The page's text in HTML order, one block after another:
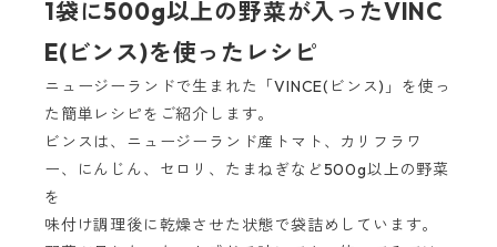
1袋に500g以上の野菜が入ったVINC
E(ビンス)を使ったレシピ
ニュージーランドで生まれた「VINCE(ビンス)」を使っ
た簡単レシピをご紹介します。
ビンスは、ニュージーランド産トマト、カリフラワ
ー、にんじん、セロリ、たまねぎなど500g以上の野菜
を
味付け調理後に乾燥させた状態で袋詰めしています。